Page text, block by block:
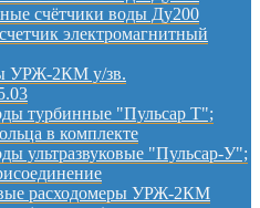
счётчики воды Ду200
электромагнитный
УРЖ-2КМ у/зв.
турбинные "Пульсар Т";
в комплекте
ультразвуковые "Пульсар-У";
расходомеры УРЖ-2КМ